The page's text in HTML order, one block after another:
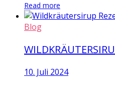
Read more
Blog
10. Juli 2024